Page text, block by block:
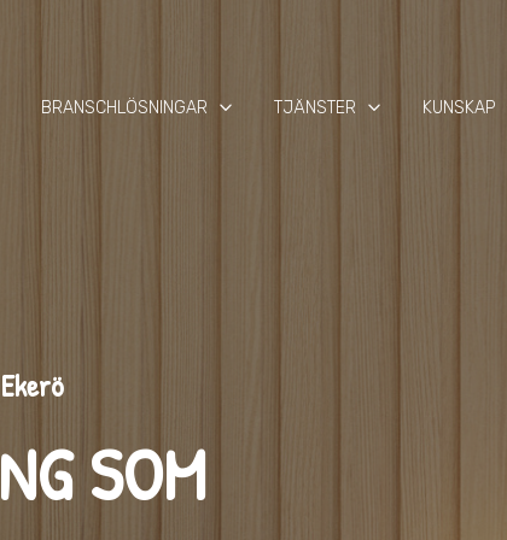
BRANSCHLÖSNINGAR keyboard_arrow_down TJÄNSTER keyboard_arrow_down KUNSKAP
SOM